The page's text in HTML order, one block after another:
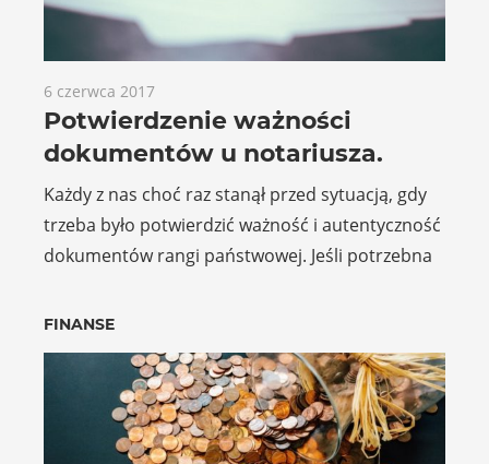
6 czerwca 2017
Potwierdzenie ważności
dokumentów u notariusza.
Każdy z nas choć raz stanął przed sytuacją, gdy
trzeba było potwierdzić ważność i autentyczność
dokumentów rangi państwowej. Jeśli potrzebna
FINANSE